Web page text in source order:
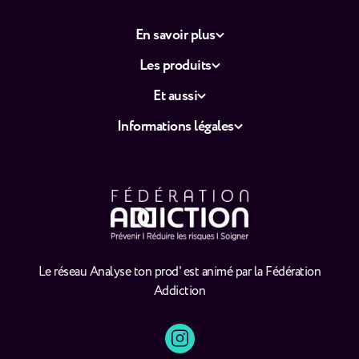
Le réseau Analyse ton prod' est animé par la Fédération
Addiction
En savoir plus
Les produits
Et aussi
Informations légales